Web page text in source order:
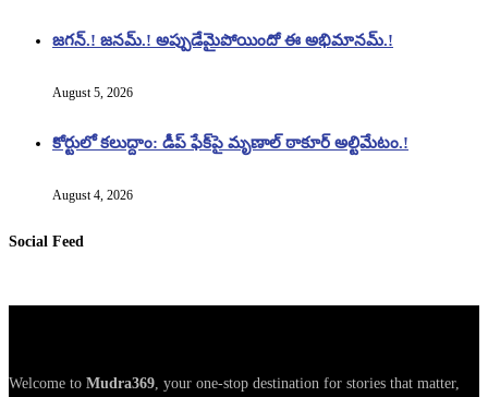
జగన్.! జనమ్.! అప్పుడేమైపోయిందో ఈ అభిమానమ్.!
August 5, 2026
కోర్టులో కలుద్దాం: డీప్ ఫేక్‌పై మృణాల్ ఠాకూర్ అల్టిమేటం.!
August 4, 2026
Social Feed
Welcome to Mudra369, your one-stop destination for stories that matter,